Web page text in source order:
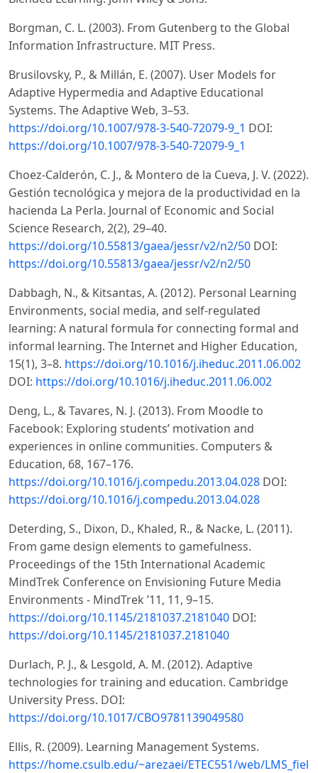
Borgman, C. L. (2003). From Gutenberg to the Global
Information Infrastructure. MIT Press.
Brusilovsky, P., & Millán, E. (2007). User Models for
Adaptive Hypermedia and Adaptive Educational
Systems. The Adaptive Web, 3–53.
https://doi.org/10.1007/978-3-540-72079-9_1 DOI:
https://doi.org/10.1007/978-3-540-72079-9_1
Choez-Calderón, C. J., & Montero de la Cueva, J. V. (2022).
Gestión tecnológica y mejora de la productividad en la
hacienda La Perla. Journal of Economic and Social
Science Research, 2(2), 29–40.
https://doi.org/10.55813/gaea/jessr/v2/n2/50 DOI:
https://doi.org/10.55813/gaea/jessr/v2/n2/50
Dabbagh, N., & Kitsantas, A. (2012). Personal Learning
Environments, social media, and self-regulated
learning: A natural formula for connecting formal and
informal learning. The Internet and Higher Education,
15(1), 3–8. https://doi.org/10.1016/j.iheduc.2011.06.002
DOI: https://doi.org/10.1016/j.iheduc.2011.06.002
Deng, L., & Tavares, N. J. (2013). From Moodle to
Facebook: Exploring students’ motivation and
experiences in online communities. Computers &
Education, 68, 167–176.
https://doi.org/10.1016/j.compedu.2013.04.028 DOI:
https://doi.org/10.1016/j.compedu.2013.04.028
Deterding, S., Dixon, D., Khaled, R., & Nacke, L. (2011).
From game design elements to gamefulness.
Proceedings of the 15th International Academic
MindTrek Conference on Envisioning Future Media
Environments - MindTrek ’11, 11, 9–15.
https://doi.org/10.1145/2181037.2181040 DOI:
https://doi.org/10.1145/2181037.2181040
Durlach, P. J., & Lesgold, A. M. (2012). Adaptive
technologies for training and education. Cambridge
University Press. DOI:
https://doi.org/10.1017/CBO9781139049580
Ellis, R. (2009). Learning Management Systems.
https://home.csulb.edu/~arezaei/ETEC551/web/